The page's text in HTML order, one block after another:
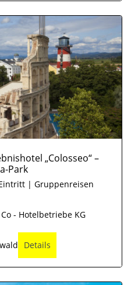
„Colosseo“ –
Park
Eintritt | Gruppenreisen
- Hotelbetriebe KG
Details